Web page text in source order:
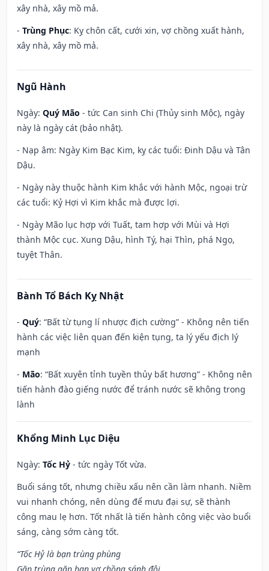
xây nhà, xây mồ mả.
- Trùng Phục: Kỵ chôn cất, cưới xin, vợ chồng xuất hành,
xây nhà, xây mồ mả.
Ngũ Hành
Ngày: Quý Mão - tức Can sinh Chi (Thủy sinh Mộc), ngày
này là ngày cát (bảo nhật).
- Nạp âm: Ngày Kim Bạc Kim, kỵ các tuổi: Đinh Dậu và Tân
Dậu.
- Ngày này thuộc hành Kim khắc với hành Mộc, ngoại trừ
các tuổi: Kỷ Hợi vì Kim khắc mà được lợi.
- Ngày Mão lục hợp với Tuất, tam hợp với Mùi và Hợi
thành Mộc cục. Xung Dậu, hình Tý, hại Thìn, phá Ngọ,
tuyệt Thân.
Bành Tổ Bách Kỵ Nhật
- Quý: “Bất từ tụng lí nhược địch cường” - Không nên tiến
hành các việc liên quan đến kiện tụng, ta lý yếu địch lý
mạnh
- Mão: “Bất xuyên tỉnh tuyền thủy bất hương” - Không nên
tiến hành đào giếng nước để tránh nước sẽ không trong
lành
Khổng Minh Lục Diệu
Ngày: Tốc Hỷ - tức ngày Tốt vừa.
Buổi sáng tốt, nhưng chiều xấu nên cần làm nhanh. Niềm
vui nhanh chóng, nên dùng để mưu đại sự, sẽ thành
công mau lẹ hơn. Tốt nhất là tiến hành công việc vào buổi
sáng, càng sớm càng tốt.
“Tốc Hỷ là bạn trùng phùng